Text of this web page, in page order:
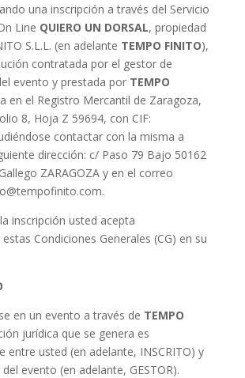
una inscripción a través del Servicio
Line QUIERO UN DORSAL, propiedad
S.L.L. (en adelante TEMPO FINITO),
contratada por el gestor de
evento y prestada por TEMPO
en el Registro Mercantil de Zaragoza,
8, Hoja Z 59694, con CIF:
contactar con la misma a
dirección: c/ Paso 79 Bajo 50162
ZARAGOZA y en el correo
inscripción usted acepta
Condiciones Generales (CG) en su
en un evento a través de TEMPO
jurídica que se genera es
entre usted (en adelante, INSCRITO) y
evento (en adelante, GESTOR).